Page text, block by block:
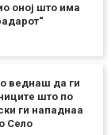
оној што има
веднаш да ги
што по
ги нападнаа
Село